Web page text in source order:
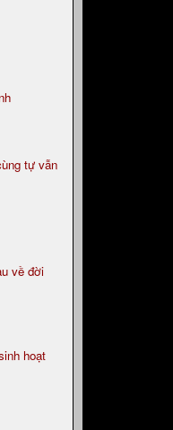
tự vẫn
về đời
hoạt